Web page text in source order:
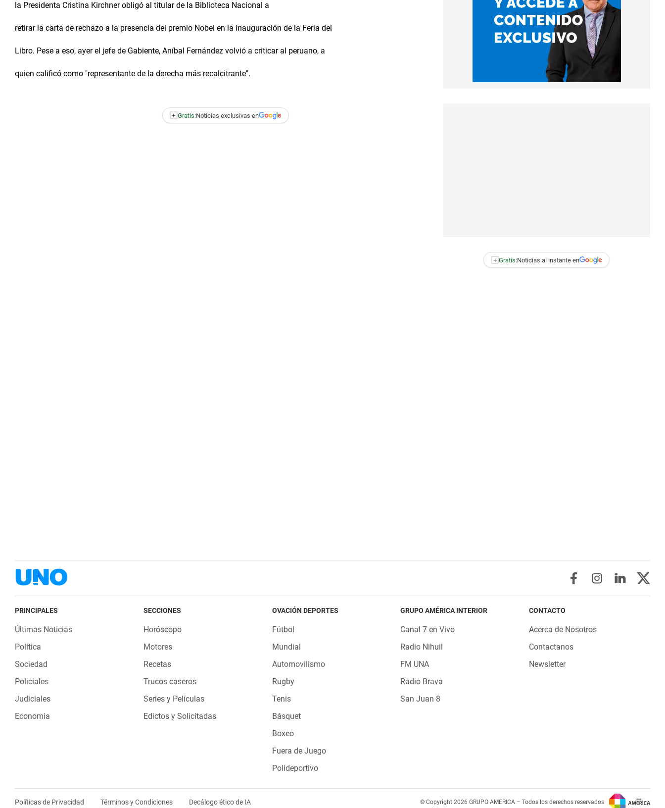
la Presidenta Cristina Kirchner obligó al titular de la Biblioteca Nacional a
retirar la carta de rechazo a la presencia del premio Nobel en la inauguración de la Feria del
Libro. Pese a eso, ayer el jefe de Gabiente, Aníbal Fernández volvió a criticar al peruano, a
quien calificó como "representante de la derecha más recalcitrante".
+ Gratis:Noticias exclusivas en
+ Gratis:Noticias al instante en
PRINCIPALES
Últimas Noticias
Política
Sociedad
Policiales
Judiciales
Economia
SECCIONES
Horóscopo
Motores
Recetas
Trucos caseros
Series y Películas
Edictos y Solicitadas
OVACIÓN DEPORTES
Fútbol
Mundial
Automovilismo
Rugby
Tenis
Básquet
Boxeo
Fuera de Juego
Polideportivo
GRUPO AMÉRICA INTERIOR
Canal 7 en Vivo
Radio Nihuil
FM UNA
Radio Brava
San Juan 8
CONTACTO
Acerca de Nosotros
Contactanos
Newsletter
Políticas de Privacidad Términos y Condiciones Decálogo ético de IA © Copyright 2026 GRUPO AMERICA – Todos los derechos reservados